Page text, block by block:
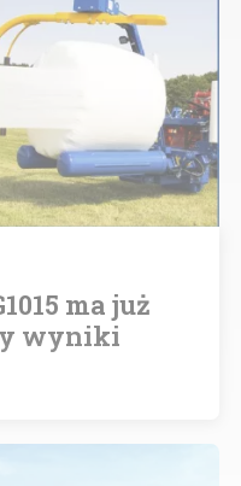
ma już
wyniki